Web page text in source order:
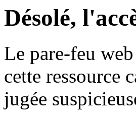
Désolé,
Le pare-feu
cette ressource
jugée